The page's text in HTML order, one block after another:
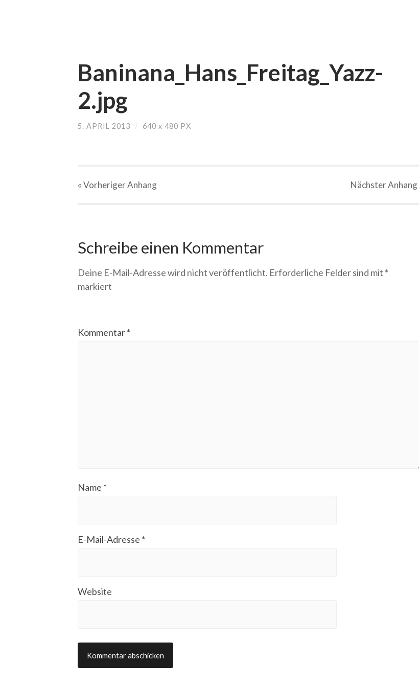
Baninana_Hans_Freitag_Yazz-
2.jpg
5. APRIL 2013 / 640 x 480 PX
« VorherigerAnhang NächsterAnhang
Schreibe einen Kommentar
Deine E-Mail-Adresse wird nicht veröffentlicht. Erforderliche Felder sind mit *
markiert
Kommentar*
Name *
E-Mail-Adresse *
Website